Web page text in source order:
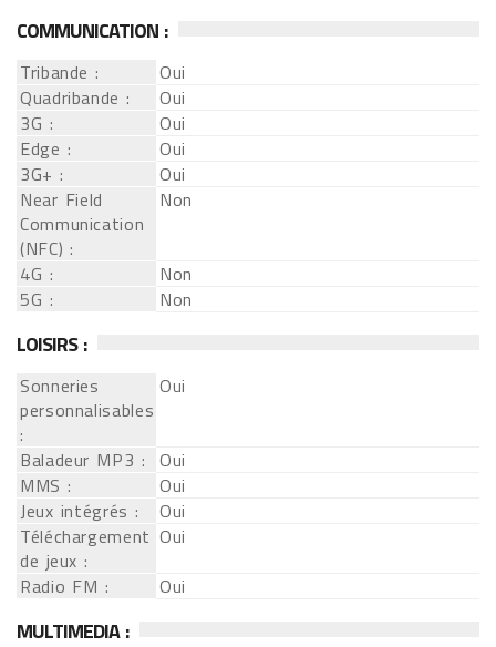
COMMUNICATION :
Tribande :
Oui
Quadribande :
Oui
3G :
Oui
Edge :
Oui
3G+ :
Oui
Near Field
Communication
(NFC) :
Non
4G :
Non
5G :
Non
LOISIRS :
Sonneries
personnalisables
:
Oui
Baladeur MP3 : Oui
MMS :
Oui
Jeux intégrés :
Oui
Téléchargement
de jeux :
Oui
Radio FM :
Oui
MULTIMEDIA :